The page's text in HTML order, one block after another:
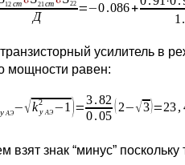
усилитель в
мощности равен:
взят знак “минус”